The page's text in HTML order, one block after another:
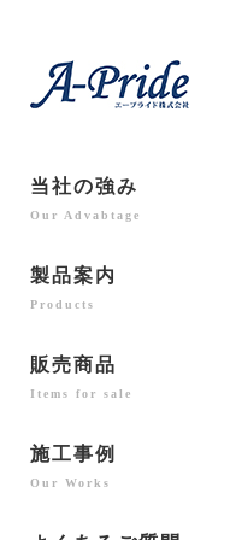
当社の強み
Our Advabtage
製品案内
Products
販売商品
Items for sale
施工事例
Our Works